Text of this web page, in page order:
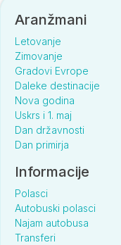
Aranžmani
Letovanje
Zimovanje
Gradovi Evrope
Daleke destinacije
Nova godina
Uskrs i 1. maj
Dan državnosti
Dan primirja
Informacije
Polasci
Autobuski polasci
Najam autobusa
Transferi